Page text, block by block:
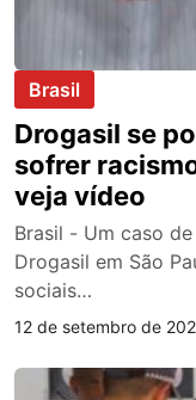
Brasil
Drogasil se
sofrer
veja vídeo
Brasil - Um caso
Drogasil em São
sociais…
12 de setembro de